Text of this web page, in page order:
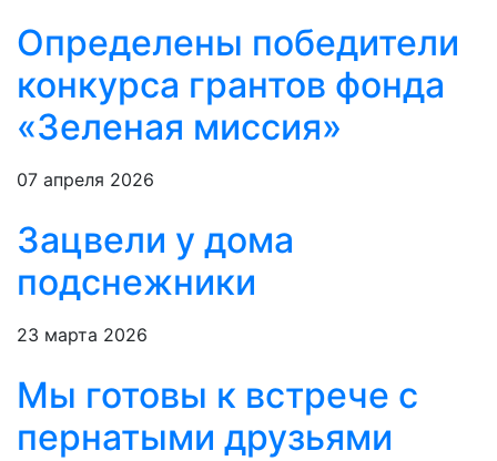
Определены победители
конкурса грантов фонда
«Зеленая миссия»
07 апреля 2026
Зацвели у дома
подснежники
23 марта 2026
Мы готовы к встрече с
пернатыми друзьями